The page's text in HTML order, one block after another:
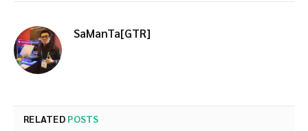
SaManTa[GTR]
RELATED POSTS